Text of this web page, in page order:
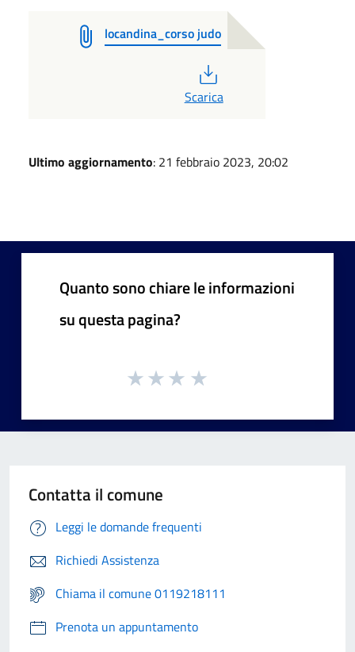
locandina_corso judo
Scarica
Ultimo aggiornamento: 21 febbraio 2023, 20:02
Quanto sono chiare le informazioni
su questa pagina?
Contatta il comune
Leggi le domande frequenti
Richiedi Assistenza
Chiama il comune 0119218111
Prenota un appuntamento